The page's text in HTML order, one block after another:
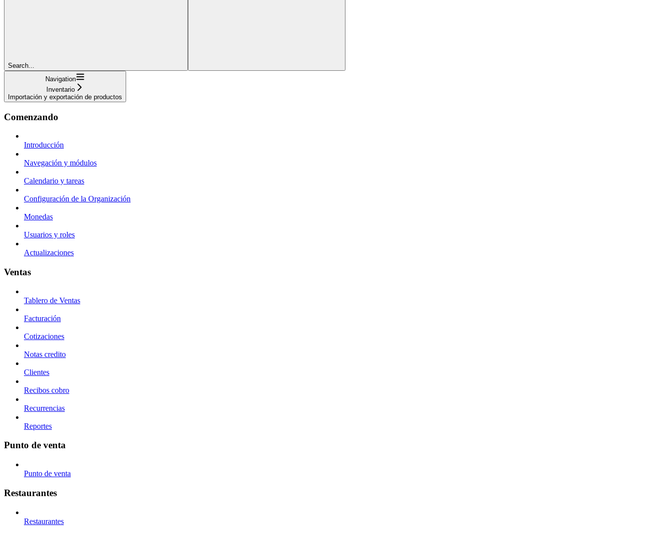
Search...
Navigation
Inventario
Importación y exportación de productos
Comenzando
Introducción
Navegación y módulos
Calendario y tareas
Configuración de la Organización
Monedas
Usuarios y roles
Actualizaciones
Ventas
Tablero de Ventas
Facturación
Cotizaciones
Notas credito
Clientes
Recibos cobro
Recurrencias
Reportes
Punto de venta
Punto de venta
Restaurantes
Restaurantes